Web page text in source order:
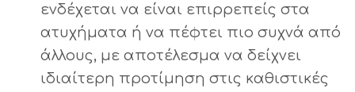
ενδέχεται να είναι επιρρεπείς στα
ατυχήματα ή να πέφτει πιο συχνά από
άλλους, με αποτέλεσμα να δείχνει
ιδιαίτερη προτίμηση στις καθιστικές